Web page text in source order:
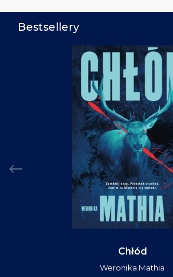
Bestsellery
Chłód
Weronika Mathia